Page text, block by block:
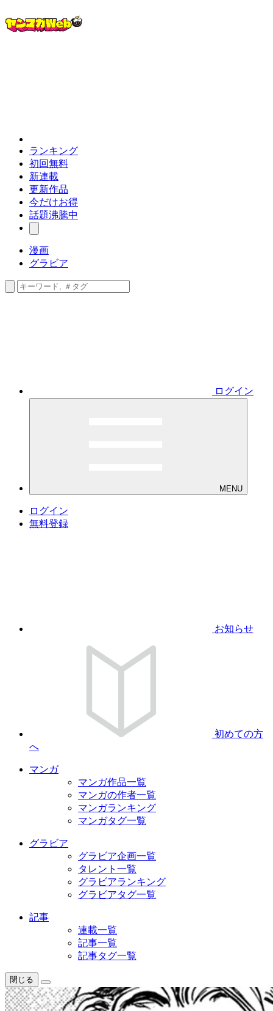
ランキング
初回無料
新連載
更新作品
今だけお得
話題沸騰中
漫画
グラビア
ログイン
MENU
ログイン
無料登録
お知らせ
初めての方
へ
マンガ
マンガ作品一覧
マンガの作者一覧
マンガランキング
マンガタグ一覧
グラビア
グラビア企画一覧
タレント一覧
グラビアランキング
グラビアタグ一覧
記事
連載一覧
記事一覧
記事タグ一覧
閉じる